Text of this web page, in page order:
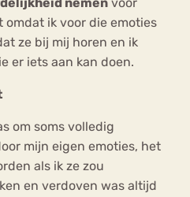
nemen voor
omdat ik voor die emoties
ze bij mij horen en ik
er iets aan kan doen.
om soms volledig
mijn eigen emoties, het
als ik ze zou
en verdoven was altijd